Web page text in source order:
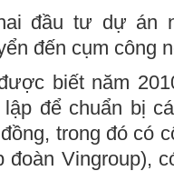
đầu tư dự án
đến cụm công
biết năm
để chuẩn bị
trong đó có
đoàn Vingroup),